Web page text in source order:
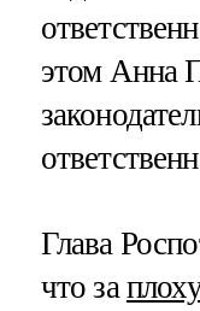
этом Анна
Глава
что за